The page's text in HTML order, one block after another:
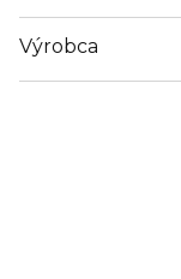
Výrobca